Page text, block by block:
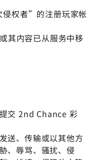
权者”的注册玩家帐
其内容已从服务中移
交 2nd Chance 彩
送、传输或以其他方
、辱骂、骚扰、侵